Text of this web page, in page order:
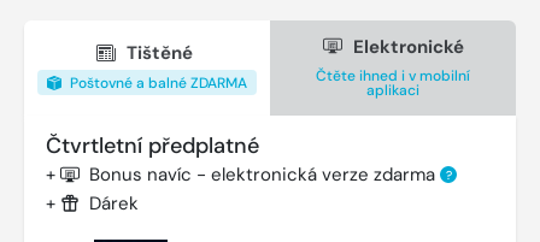
Tištěné
Poštovné a balné ZDARMA
Elektronické
Čtěte ihned i v mobilní
aplikaci
Čtvrtletní předplatné
+ Bonus navíc - elektronická verze zdarma ?
+ Dárek